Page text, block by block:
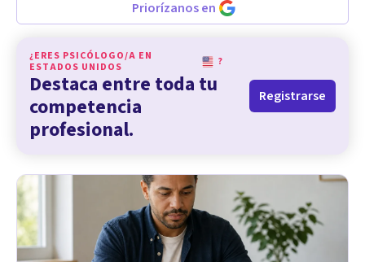
Priorízanos en
¿ERES PSICÓLOGO/A EN
ESTADOS UNIDOS
?
Destaca entre toda tu
competencia
profesional.
Registrarse